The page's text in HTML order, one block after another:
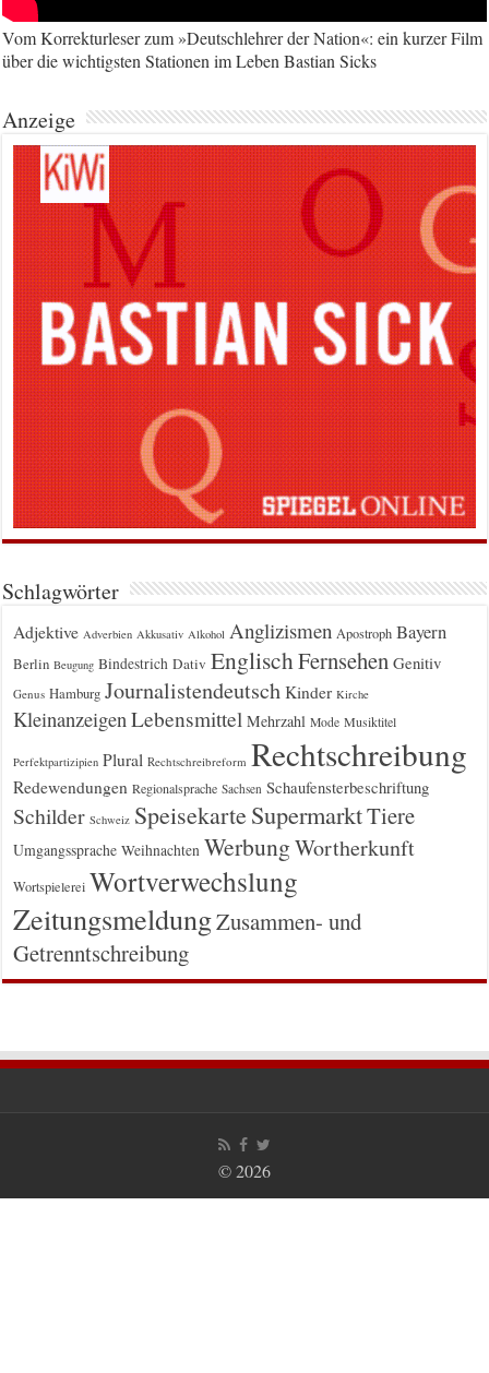
Vom Korrekturleser zum »Deutschlehrer der Nation«: ein kurzer Film
über die wichtigsten Stationen im Leben Bastian Sicks
Anzeige
Schlagwörter
Adjektive Adverbien Akkusativ Alkohol Anglizismen Apostroph Bayern
Berlin Beugung Bindestrich Dativ EnglischFernsehen Genitiv
Genus Hamburg Journalistendeutsch Kinder Kirche
Kleinanzeigen Lebensmittel Mehrzahl Mode Musiktitel
Perfektpartizipien Plural Rechtschreibreform Rechtschreibung
Redewendungen Regionalsprache Sachsen Schaufensterbeschriftung
Schilder Schweiz Speisekarte SupermarktTiere
Umgangssprache Weihnachten WerbungWortherkunft
Wortspielerei Wortverwechslung
ZeitungsmeldungZusammen- und
Getrenntschreibung
© 2026